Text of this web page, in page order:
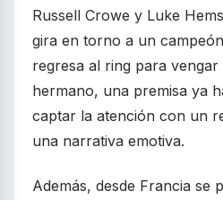
Russell Crowe y Luke
gira en torno a un
regresa al ring para
hermano, una premisa ya
captar la atención con un
una narrativa emotiva.
Además, desde Francia se